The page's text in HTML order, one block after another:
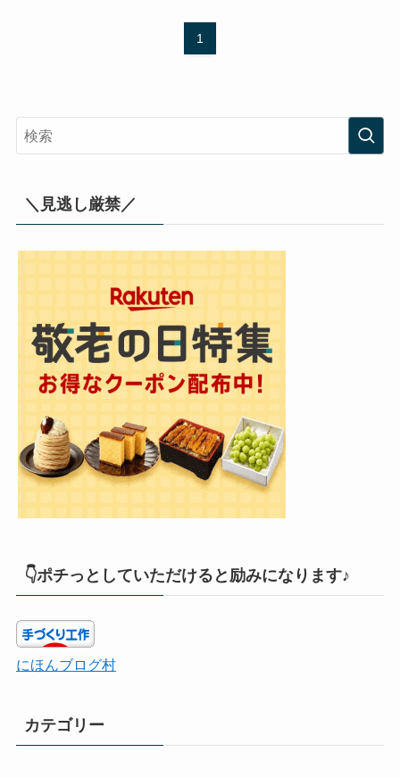
1
＼見逃し厳禁／
👇ポチっとしていただけると励みになります♪
にほんブログ村
カテゴリー